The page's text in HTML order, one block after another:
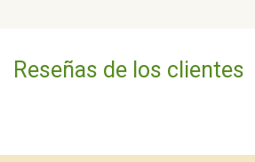
Reseñas de los clientes